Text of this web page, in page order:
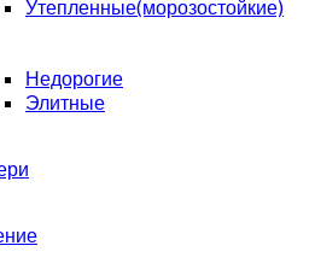
Утепленные(морозостойкие)
Недорогие
Элитные